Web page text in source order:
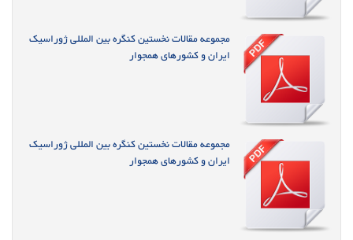
مجموعه مقالات نخستین کنگره بین المللی ژوراسیک
ایران و کشورهای همجوار
مجموعه مقالات نخستین کنگره بین المللی ژوراسیک
ایران و کشورهای همجوار